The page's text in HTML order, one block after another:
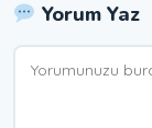
Yorum Yaz
Yorum